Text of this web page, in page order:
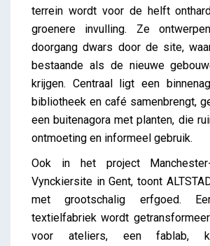
terrein wordt voor de helft
groenere invulling. Ze
doorgang dwars door de site,
bestaande als de nieuwe
krijgen. Centraal ligt een
bibliotheek en café samenbrengt,
een buitenagora met planten, die
ontmoeting en informeel gebruik.
Ook in het project
Vynckiersite in Gent, toont
met grootschalig erfgoed.
textielfabriek wordt
voor ateliers, een fablab,